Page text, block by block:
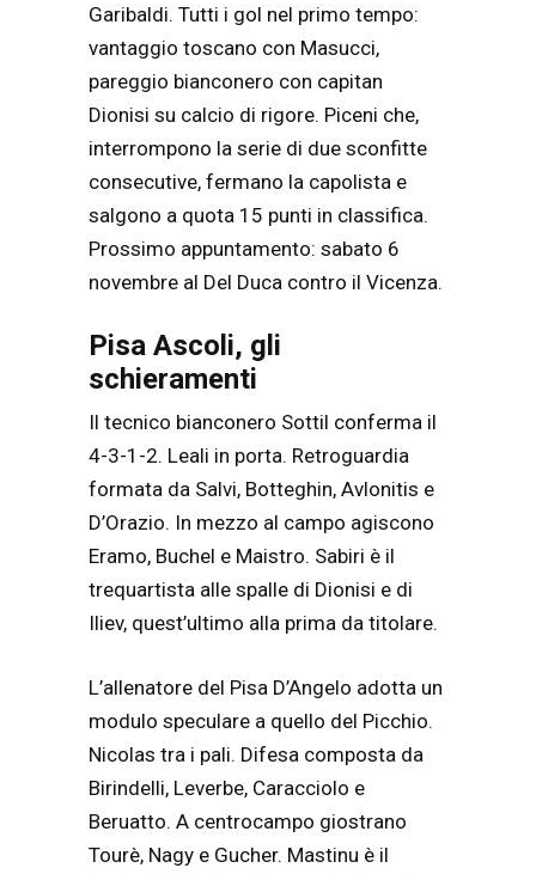
Garibaldi. Tutti i gol nel primo tempo:
vantaggio toscano con Masucci,
pareggio bianconero con capitan
Dionisi su calcio di rigore. Piceni che,
interrompono la serie di due sconfitte
consecutive, fermano la capolista e
salgono a quota 15 punti in classifica.
Prossimo appuntamento: sabato 6
novembre al Del Duca contro il Vicenza.
Pisa Ascoli, gli
schieramenti
Il tecnico bianconero Sottil conferma il
4-3-1-2. Leali in porta. Retroguardia
formata da Salvi, Botteghin, Avlonitis e
D’Orazio. In mezzo al campo agiscono
Eramo, Buchel e Maistro. Sabiri è il
trequartista alle spalle di Dionisi e di
Iliev, quest’ultimo alla prima da titolare.
L’allenatore del Pisa D’Angelo adotta un
modulo speculare a quello del Picchio.
Nicolas tra i pali. Difesa composta da
Birindelli, Leverbe, Caracciolo e
Beruatto. A centrocampo giostrano
Tourè, Nagy e Gucher. Mastinu è il